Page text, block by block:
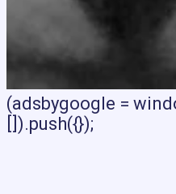
(adsbygoogle =
[]).push({});